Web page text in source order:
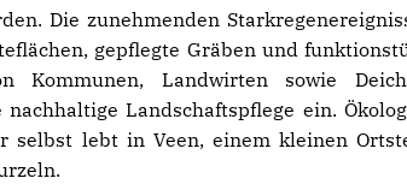
Die zunehmenden
gepflegte Gräben und
Kommunen, Landwirten sowie
Landschaftspflege ein.
selbst lebt in Veen, einem kleinen